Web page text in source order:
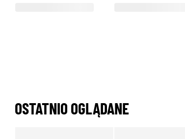
OSTATNIO OGLĄDANE